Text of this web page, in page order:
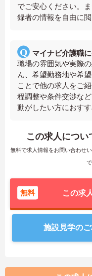
でご安心ください。
録者の情報を自由に
マイナビ介護職
職場の雰囲気や実際
ん、希望勤務地や希
ことで他の求人をご
程調整や条件交渉な
動がしたい方におすす
この求人につい
無料で求人情報をお問い合わせ
無料 この求
施設見学の